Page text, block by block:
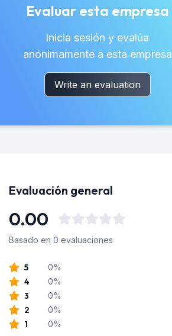
Evaluar esta empresa
Inicia sesión y evalúa
anónimamente a esta empresa
Write an evaluation
Evaluación general
0.00
Basado en 0 evaluaciones
5 0%
4 0%
3 0%
2 0%
1 0%